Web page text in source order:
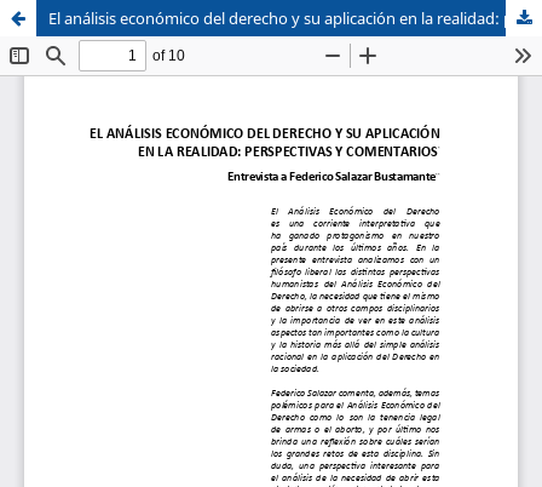
Sistema de
Bibliotecas
Facultad de
Derecho
El análisis económico del derecho y su aplicación en la realidad: perspectivas y comentarios